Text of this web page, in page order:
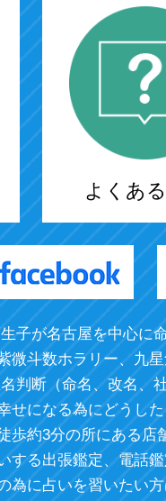
よくあ
子が名古屋を中心に
微斗数ホラリー、九
判断（命名、改名、
せになる為にどうし
歩約3分の所にある
する出張鑑定、電話
為に占いを習いたい